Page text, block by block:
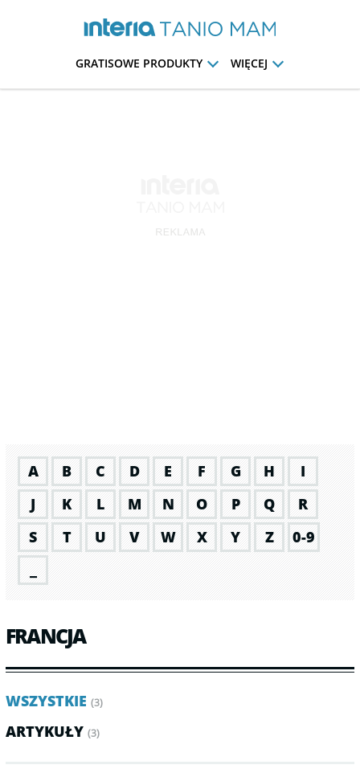
GRATISOWE PRODUKTY WIĘCEJ
A B C D E F G H
I
J
K L M N O P Q
R
S
T U V W X Y Z
0-9
FRANCJA
WSZYSTKIE (3)
ARTYKUŁY (3)